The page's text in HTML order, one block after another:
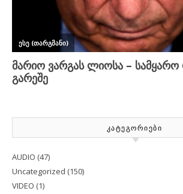
ᲙᲐᲢᲔᲒᲝᲠᲘᲔᲑᲘ
AUDIO (47)
Uncategorized (150)
VIDEO (1)